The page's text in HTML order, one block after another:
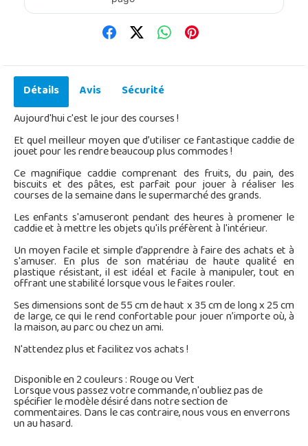
Détails Avis
Sécurité
Aujourd'hui c'est le jour des courses !
Et quel meilleur moyen que d’utiliser ce fantastique caddie de
jouet pour les rendre beaucoup plus commodes !
Ce magnifique caddie comprenant des fruits, du pain, des
biscuits et des pâtes, est parfait pour jouer à réaliser les
courses de la semaine dans le supermarché des grands.
Les enfants s'amuseront pendant des heures à promener le
caddie et à mettre les objets qu'ils préfèrent à l'intérieur.
Un moyen facile et simple d’apprendre à faire des achats et à
s'amuser. En plus de son matériau de haute qualité en
plastique résistant, il est idéal et facile à manipuler, tout en
offrant une stabilité lorsque vous le faites rouler.
Ses dimensions sont de 55 cm de haut x 35 cm de long x 25 cm
de large, ce qui le rend confortable pour jouer n’importe où, à
la maison, au parc ou chez un ami.
N'attendez plus et facilitez vos achats !
Disponible en 2 couleurs : Rouge ou Vert
Lorsque vous passez votre commande, n'oubliez pas de
spécifier le modèle désiré dans notre section de
commentaires. Dans le cas contraire, nous vous en enverrons
un au hasard.